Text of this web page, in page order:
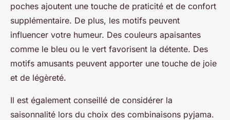
poches ajoutent une touche de praticité et de confort
supplémentaire. De plus, les motifs peuvent
influencer votre humeur. Des couleurs apaisantes
comme le bleu ou le vert favorisent la détente. Des
motifs amusants peuvent apporter une touche de joie
et de légèreté.
Il est également conseillé de considérer la
saisonnalité lors du choix des combinaisons pyjama.